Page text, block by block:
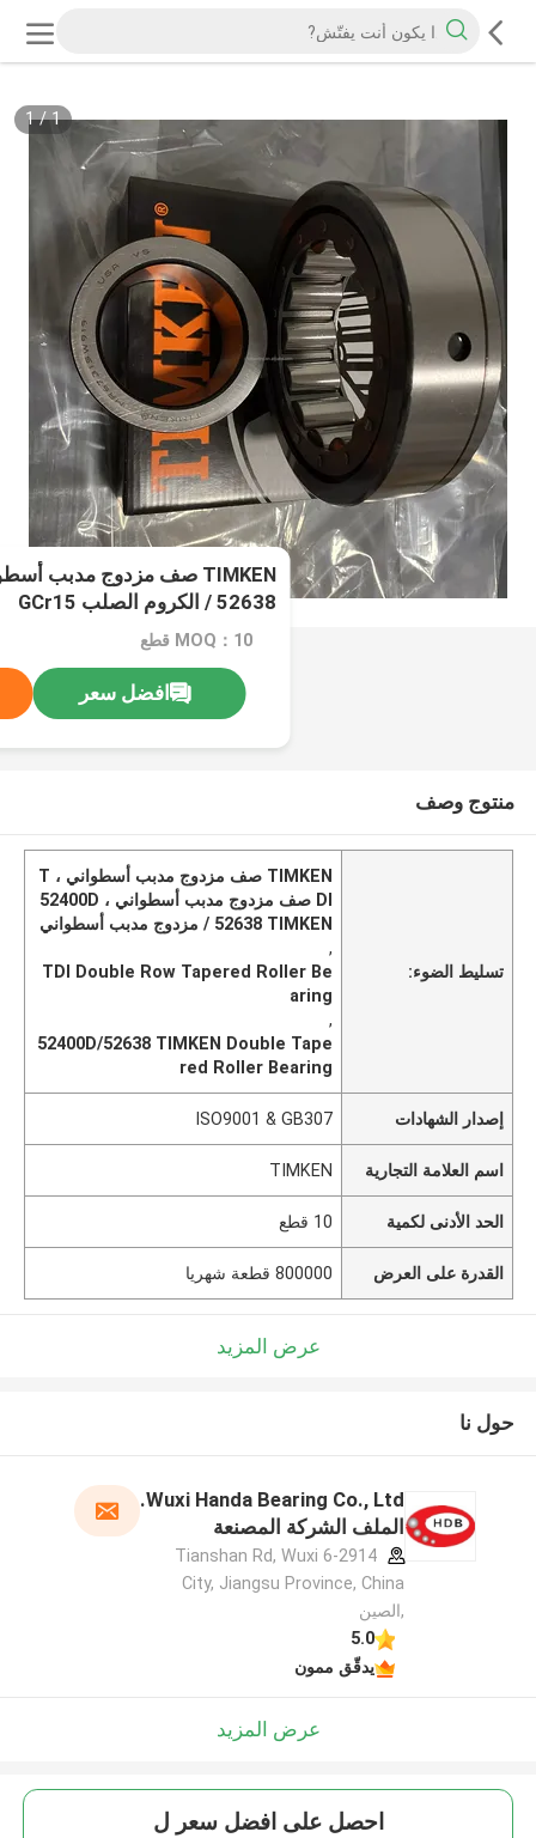
1
/
1
/ 52638 الكروم الصلب GCr15
MOQ：10 قطع
افضل سعر
منتوج وصف
تسليط الضوء:
TIMKEN صف مزدوج مدبب أسطواني ، T
DI صف مزدوج مدبب أسطواني ، 52400D
/ 52638 TIMKEN مزدوج مدبب أسطواني
,
TDI Double Row Tapered Roller Be
aring
,
52400D/52638 TIMKEN Double Tape
red Roller Bearing
إصدار الشهادات ISO9001 & GB307
اسم العلامة التجارية TIMKEN
الحد الأدنى لكمية 10 قطع
القدرة على العرض 800000 قطعة شهريا
عرض المزيد
حول نا
Wuxi Handa Bearing Co., Ltd.
الملف الشركة المصنعة
6-2914 Tianshan Rd, Wuxi
City, Jiangsu Province, China
,الصين
5.0
يدقّق ممون
عرض المزيد
احصل على افضل سعر ل